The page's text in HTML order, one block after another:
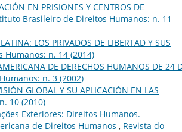
EN PRISIONES Y CENTROS DE
Brasileiro de Direitos Humanos: n. 11
LOS PRIVADOS DE LIBERTAD Y SUS
n. 14 (2014)
DE DERECHOS HUMANOS DE 24
n. 3 (2002)
GLOBAL Y SU APLICACIÓN EN LAS
10 (2010)
Exteriores: Direitos Humanos.
de Direitos Humanos , Revista do